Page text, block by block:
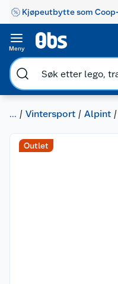
Kjøpeutbytte som
Meny
... Vintersport Alpint
Outlet